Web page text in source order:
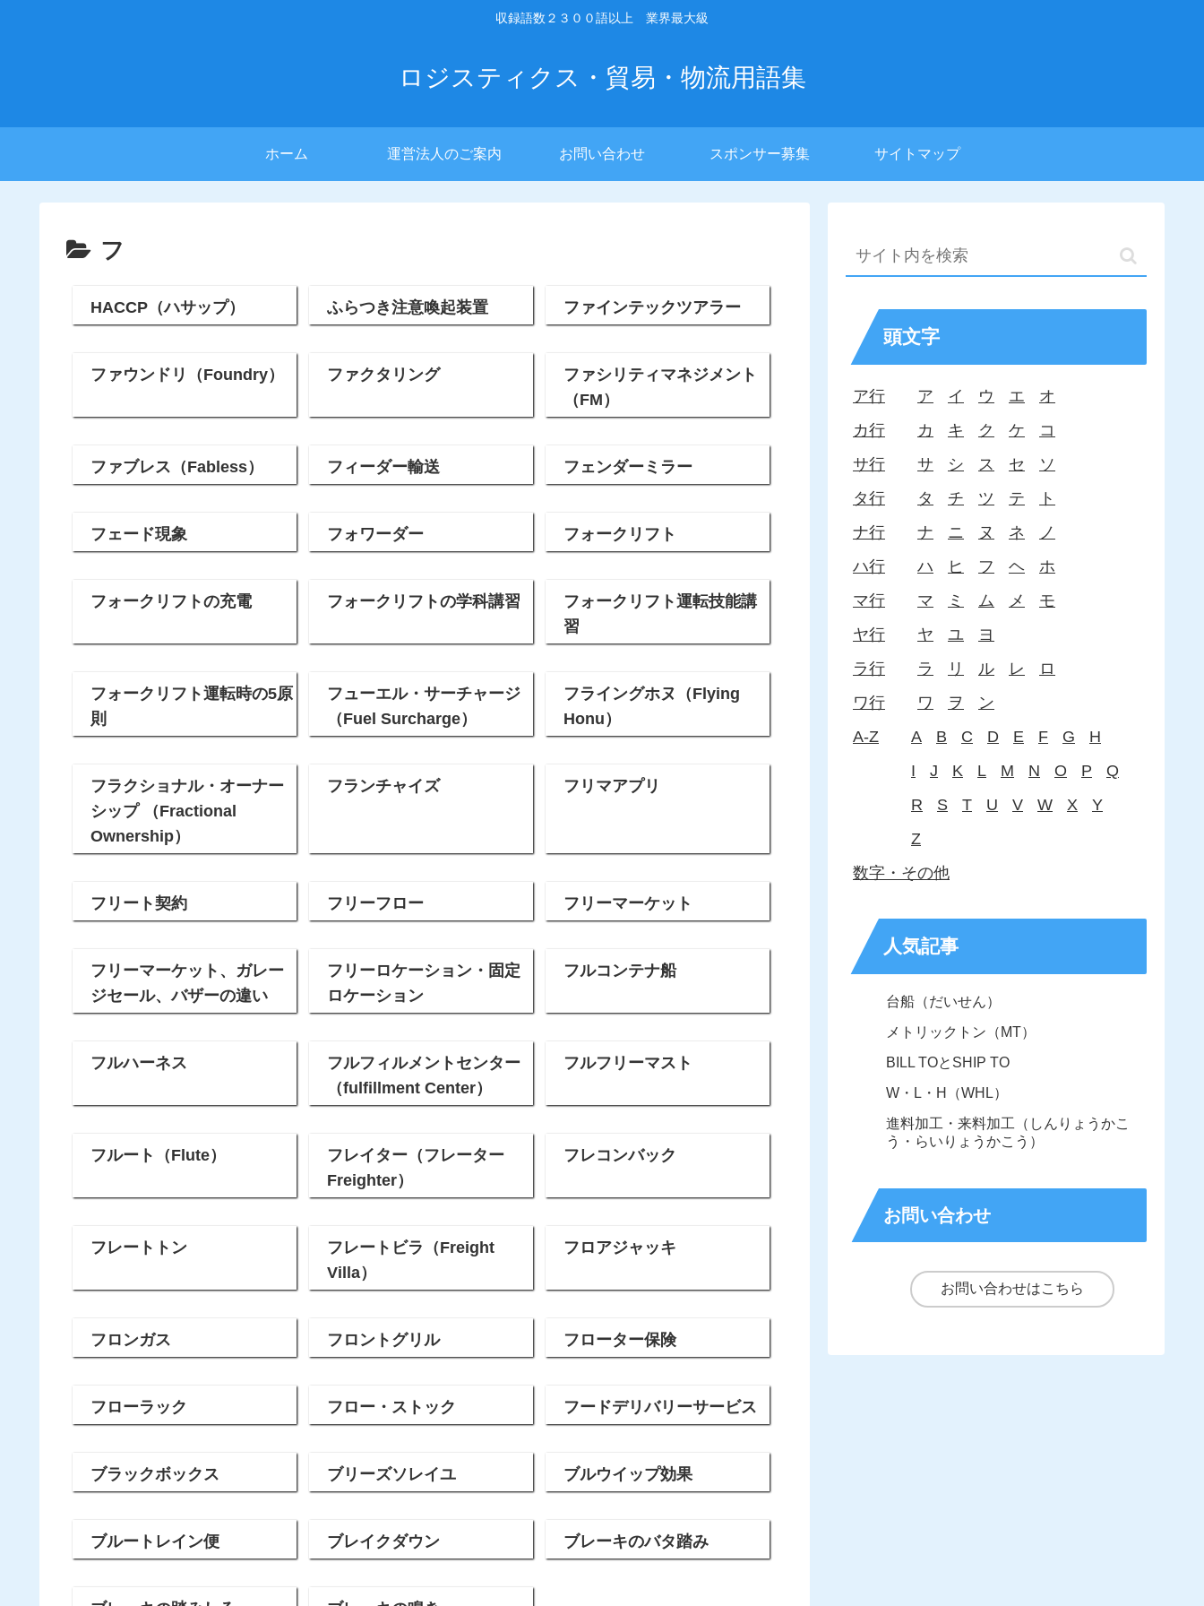
収録語数２３００語以上 業界最大級
ロジスティクス・貿易・物流用語集
ホーム 運営法人のご案内 お問い合わせ スポンサー募集 サイトマップ
フ
HACCP（ハサップ） ふらつき注意喚起装置 ファインテックツアラー
ファウンドリ（Foundry） ファクタリング
ファシリティマネジメント
（FM）
ファブレス（Fabless） フィーダー輸送 フェンダーミラー
フェード現象 フォワーダー フォークリフト
フォークリフトの充電 フォークリフトの学科講習
フォークリフト運転技能講
習
フォークリフト運転時の5原
則
フューエル・サーチャージ
（Fuel Surcharge）
フライングホヌ（Flying
Honu）
フラクショナル・オーナー
シップ （Fractional
Ownership）
フランチャイズ フリマアプリ
フリート契約 フリーフロー フリーマーケット
フリーマーケット、ガレー
ジセール、バザーの違い
フリーロケーション・固定
ロケーション
フルコンテナ船
フルハーネス
フルフィルメントセンター
（fulfillment Center）
フルフリーマスト
フルート（Flute）
フレイター（フレーター
Freighter）
フレコンバック
フレートトン
フレートビラ（Freight
Villa）
フロアジャッキ
フロンガス フロントグリル フローター保険
フローラック フロー・ストック フードデリバリーサービス
ブラックボックス ブリーズソレイユ ブルウイップ効果
ブルートレイン便 ブレイクダウン ブレーキのバタ踏み
頭文字
ア行 ア イ ウ エ
オ
カ行
カ キ ク ケ
コ
サ行
サ シ ス セ
ソ
タ行
タ チ ツ テ
ト
ナ行
ナ ニ ヌ ネ
ノ
ハ行
ハ ヒ フ ヘ
ホ
マ行
マ ミ ム メ
モ
ヤ行
ヤ ユ
ヨ
ラ行
ラ リ ル レ
ロ
ワ行
ワ ヲ
ン
A-Z
A B C D E F G
H
I
J K L M N O P
Q
R
S T U V W X
Y
Z
数字・その他
人気記事
台船（だいせん）
メトリックトン（MT）
BILL TOとSHIP TO
W・L・H（WHL）
進料加工・来料加工（しんりょうかこ
う・らいりょうかこう）
お問い合わせ
お問い合わせはこちら